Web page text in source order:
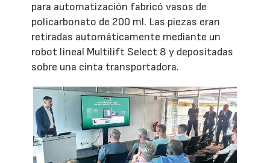
para automatización fabricó vasos de
policarbonato de 200 ml. Las piezas eran
retiradas automáticamente mediante un
robot lineal Multilift Select 8 y depositadas
sobre una cinta transportadora.